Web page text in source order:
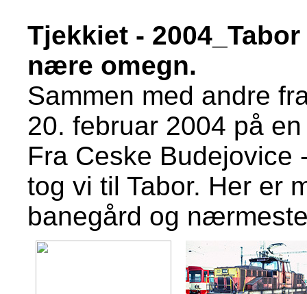
Tjekkiet -
nære omegn.
Sammen med andre
20. februar 2004 på
Fra Ceske Budejovice
tog vi til Tabor. Her er
banegård og